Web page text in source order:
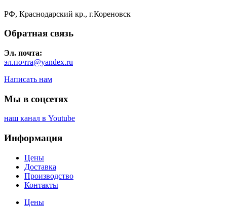
РФ, Краснодарский кр., г.Кореновск
Обратная связь
Эл. почта:
эл.почта@yandex.ru
Написать нам
Мы в соцсетях
наш канал в Youtube
Информация
Цены
Доставка
Производство
Контакты
Цены